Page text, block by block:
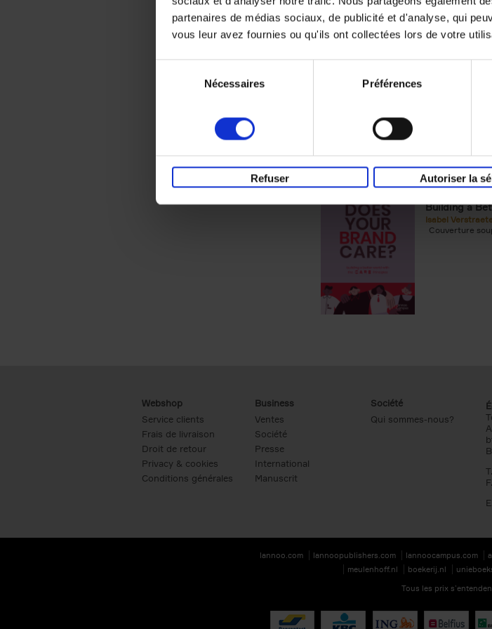
partenaires de médias sociaux, de publicité et d'analyse, qui
vous leur avez fournies ou qu'ils ont collectées lors de votre
Nécessaires Préférences
Refuser Autoriser la
Building
Does
Building a
Isabel
Couverture
Webshop
Service clients
Frais de livraison
Droit de retour
Privacy & cookies
Conditions générales
Business
Ventes
Société
Presse
International
Manuscrit
Société
Qui sommes-nous?
E.
lannoo.com lannoopublishers.com lannoocampus.com
meulenhoff.nl
boekerij.nl
Tous les prix